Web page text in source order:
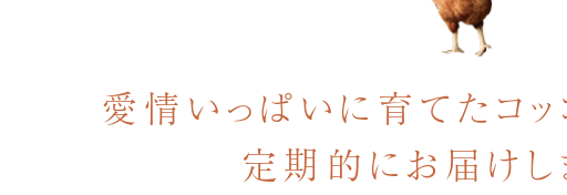
愛情いっぱいに育てた コ
定期的にお届けし